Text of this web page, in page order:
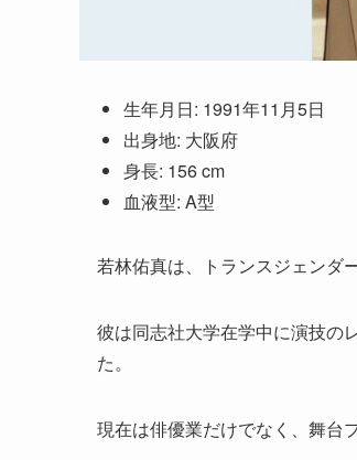
生年月日: 1991年11月5日
出身地: 大阪府
身長: 156 cm
血液型: A型
若林佑真は、トランスジェンダ
彼は同志社大学在学中に演技の
た。
現在は俳優業だけでなく、舞台